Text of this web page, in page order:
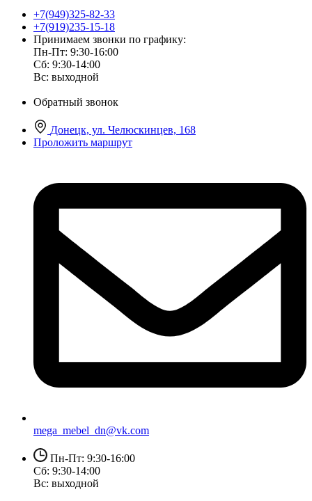
+7(949)325-82-33
+7(919)235-15-18
Принимаем звонки по графику:
Пн-Пт: 9:30-16:00
Сб: 9:30-14:00
Вс: выходной
Обратный звонок
Донецк, ул. Челюскинцев, 168
Проложить маршрут
mega_mebel_dn@vk.com
Пн-Пт: 9:30-16:00
Сб: 9:30-14:00
Вс: выходной